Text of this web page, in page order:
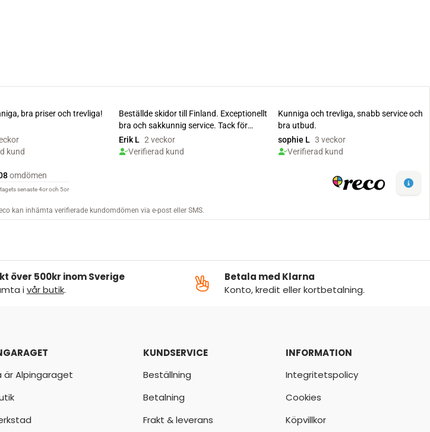
över 500kr inom Sverige
ivår butik.
Betala med Klarna
Konto, kredit eller kortbetalning.
är Alpingaraget
KUNDSERVICE
Beställning
Betalning
Frakt & leverans
INFORMATION
Integritetspolicy
Cookies
Köpvillkor